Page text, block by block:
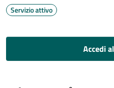
Servizio attivo
Accedi